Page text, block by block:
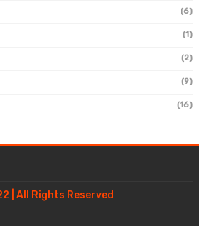
(6)
(1)
(2)
(9)
(16)
| All Rights Reserved